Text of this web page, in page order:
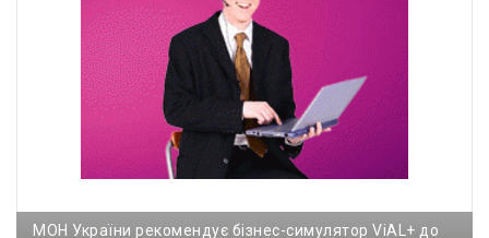
МОН України рекомендує бізнес-симулятор ViAL+ до